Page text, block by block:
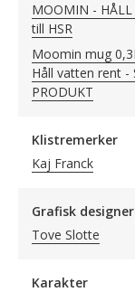
MOOMIN - HÅLL
till HSR
Moomin mug
Håll vatten rent -
PRODUKT
Klistremerker
Kaj Franck
Grafisk designer
Tove Slotte
Karakter